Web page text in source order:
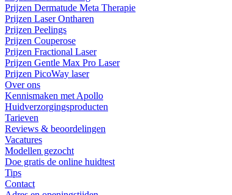
Prijzen Dermatude Meta Therapie
Prijzen Laser Ontharen
Prijzen Peelings
Prijzen Couperose
Prijzen Fractional Laser
Prijzen Gentle Max Pro Laser
Prijzen PicoWay laser
Over ons
Kennismaken met Apollo
Huidverzorgingsproducten
Tarieven
Reviews & beoordelingen
Vacatures
Modellen gezocht
Doe gratis de online huidtest
Tips
Contact